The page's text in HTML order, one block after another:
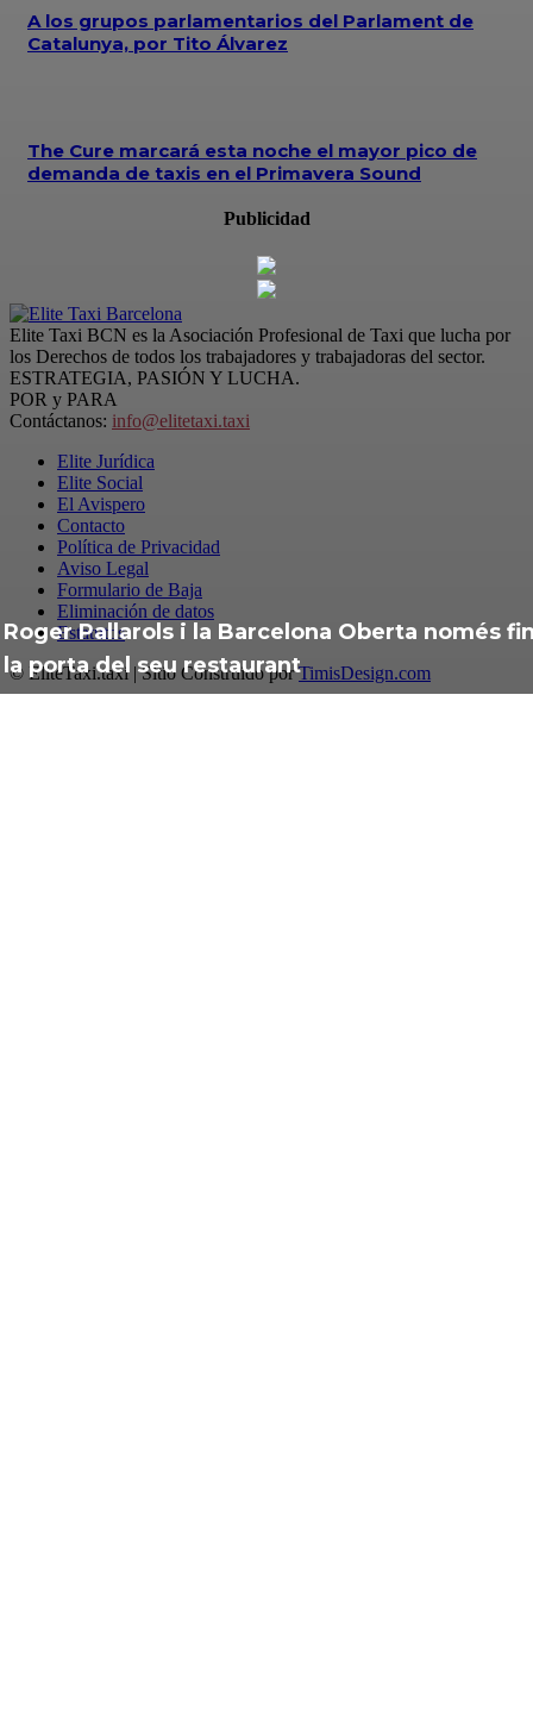
Roger Pallarols i la Barcelona Oberta només
la porta del seu restaurant
A los grupos parlamentarios del Parlament de
Catalunya, por Tito Álvarez
The Cure marcará esta noche el mayor pico de
demanda de taxis en el Primavera Sound
Publicidad
Elite Taxi BCN es la Asociación Profesional de Taxi que lucha por
los Derechos de todos los trabajadores y trabajadoras del sector.
ESTRATEGIA, PASIÓN Y LUCHA.
POR y PARA
Contáctanos: info@elitetaxi.taxi
Elite Jurídica
Elite Social
El Avispero
Contacto
Política de Privacidad
Aviso Legal
Formulario de Baja
Eliminación de datos
Estatutos
© EliteTaxi.taxi | Sitio Construido porTimisDesign.com